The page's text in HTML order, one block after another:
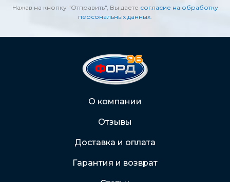
Нажав на кнопку "Отправить", Вы даете согласие на обработку
персональных данных.
О компании
Отзывы
Доставка и оплата
Гарантия и возврат